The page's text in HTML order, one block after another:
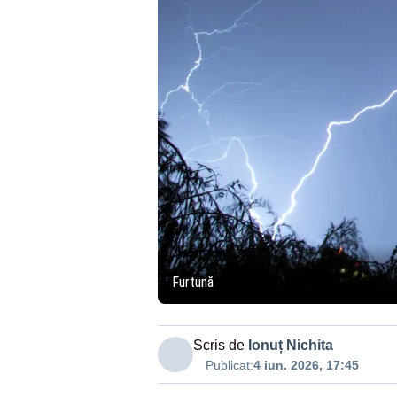
Furtună
Scris de Ionuț Nichita
Publicat:4 iun. 2026, 17:45